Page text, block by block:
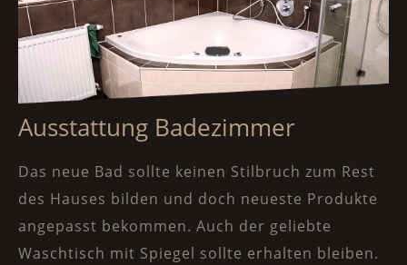
Ausstattung Badezimmer
Das neue Bad sollte keinen Stilbruch zum Rest
des Hauses bilden und doch neueste Produkte
angepasst bekommen. Auch der geliebte
Waschtisch mit Spiegel sollte erhalten bleiben.